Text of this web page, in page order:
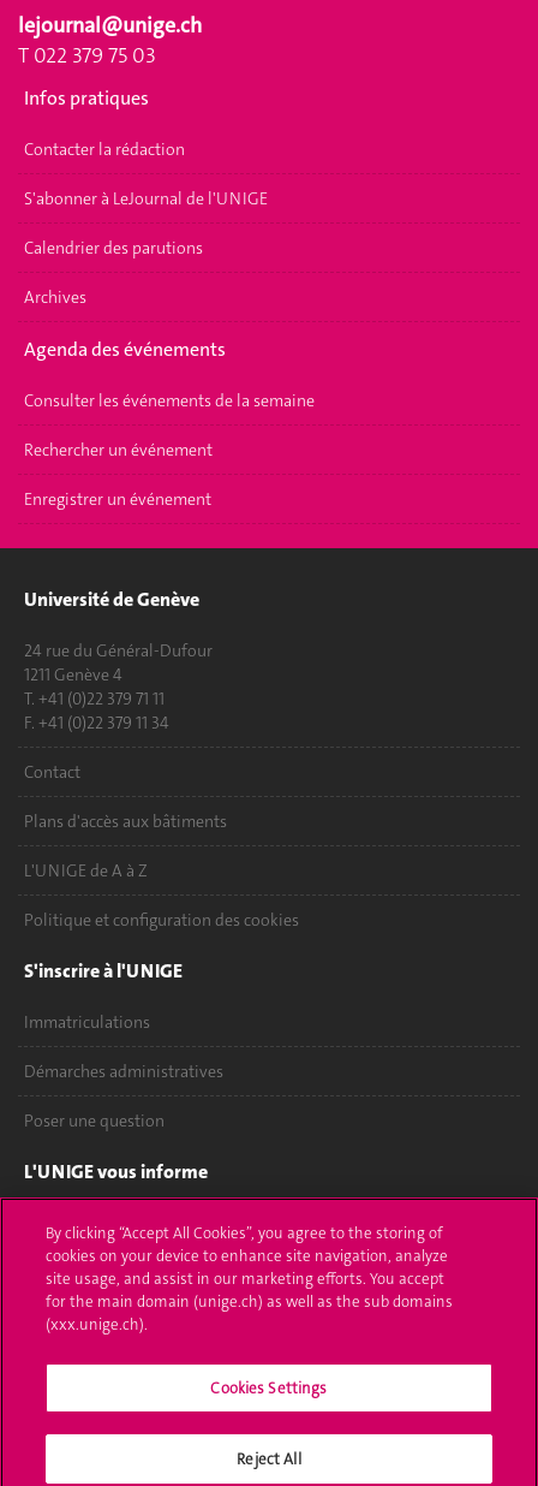
lejournal@unige.ch
T 022 379 75 03
Infos pratiques
Contacter la rédaction
S'abonner à LeJournal de l'UNIGE
Calendrier des parutions
Archives
Agenda des événements
Consulter les événements de la semaine
Rechercher un événement
Enregistrer un événement
Université de Genève
24 rue du Général-Dufour
1211 Genève 4
T. +41 (0)22 379 71 11
F. +41 (0)22 379 11 34
Contact
Plans d'accès aux bâtiments
L'UNIGE de A à Z
Politique et configuration des cookies
S'inscrire à l'UNIGE
Immatriculations
Démarches administratives
Poser une question
L'UNIGE vous informe
UNIGE Mobile
Médias
Offres d'emploi
Bibliothèque
By clicking “Accept All Cookies”, you agree to the storing of
cookies on your device to enhance site navigation, analyze
site usage, and assist in our marketing efforts. You accept
for the main domain (unige.ch) as well as the sub domains
(xxx.unige.ch).
Cookies Settings
Reject All